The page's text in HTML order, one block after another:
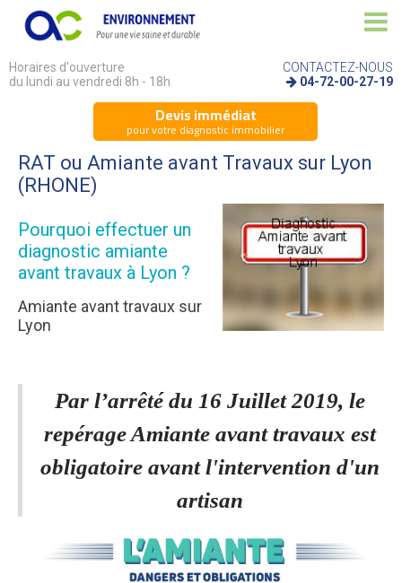
Horaires d'ouverture
du lundi au vendredi 8h - 18h
CONTACTEZ-NOUS
04-72-00-27-19
Devis immédiat
pour votre diagnostic immobilier
RAT ou Amiante avant Travaux sur Lyon
(RHONE)
Pourquoi effectuer un
diagnostic amiante
avant travaux à Lyon ?
Amiante avant travaux sur
Lyon
Par l’arrêté du 16 Juillet 2019, le
repérage Amiante avant travaux est
obligatoire avant l'intervention d'un
artisan